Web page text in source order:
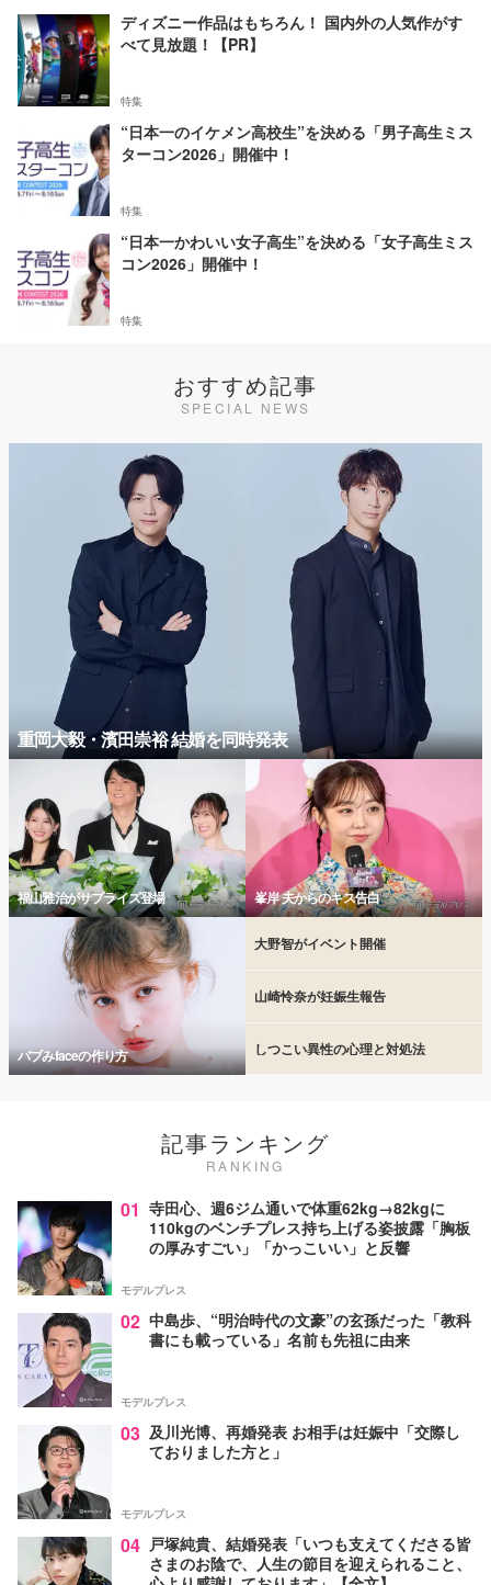
ディズニー作品はもちろん！ 国内外の人気作がす
べて見放題！【PR】
特集
“日本一のイケメン高校生”を決める「男子高生ミス
ターコン2026」開催中！
特集
“日本一かわいい女子高生”を決める「女子高生ミス
コン2026」開催中！
特集
おすすめ記事
SPECIAL NEWS
重岡大毅・濱田崇裕 結婚を同時発表
福山雅治がサプライズ登場 峯岸 夫からのキス告白
バブみfaceの作り方
大野智がイベント開催
山崎怜奈が妊娠生報告
しつこい異性の心理と対処法
記事ランキング
RANKING
01 寺田心、週6ジム通いで体重62kg→82kgに
110kgのベンチプレス持ち上げる姿披露「胸板
の厚みすごい」「かっこいい」と反響
モデルプレス
02 中島歩、“明治時代の文豪”の玄孫だった「教科
書にも載っている」名前も先祖に由来
モデルプレス
03 及川光博、再婚発表 お相手は妊娠中「交際し
ておりました方と」
モデルプレス
04 戸塚純貴、結婚発表「いつも支えてくださる皆
さまのお陰で、人生の節目を迎えられること、